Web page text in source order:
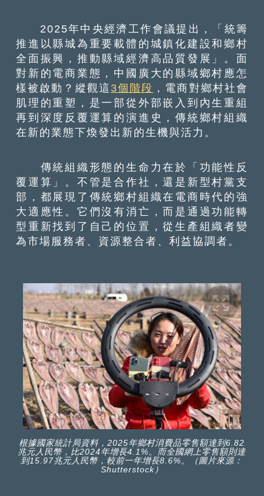
2025年中央經濟工作會議提出，「統籌
推進以縣城為重要載體的城鎮化建設和鄉村
全面振興，推動縣域經濟高品質發展」。面
對新的電商業態，中國廣大的縣域鄉村應怎
樣被啟動？縱觀這3個階段 ，電商對鄉村社會
肌理的重塑，是一部從外部嵌入到內生重組
再到深度反覆運算的演進史，傳統鄉村組織
在新的業態下煥發出新的生機與活力。
傳統組織形態的生命力在於「功能性反
覆運算」。不管是合作社，還是新型村黨支
部，都展現了傳統鄉村組織在電商時代的強
大適應性。它們沒有消亡，而是通過功能轉
型重新找到了自己的位置，從生產組織者變
為市場服務者、資源整合者、利益協調者。
根據國家統計局資料，2025年鄉村消費品零售額達到6.82
兆元人民幣，比2024年增長4.1%。而全國網上零售額則達
到15.97兆元人民幣，較前一年增長8.6%。（圖片來源：
Shutterstock）